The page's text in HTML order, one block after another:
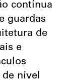
contínua
guardas
de
e
nível